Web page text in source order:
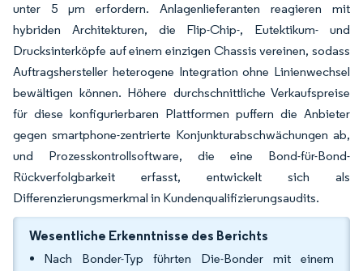
unter 5 µm erfordern. Anlagenlieferanten reagieren mit
hybriden Architekturen, die Flip-Chip-, Eutektikum- und
Drucksinterköpfe auf einem einzigen Chassis vereinen, sodass
Auftragshersteller heterogene Integration ohne Linienwechsel
bewältigen können. Höhere durchschnittliche Verkaufspreise
für diese konfigurierbaren Plattformen puffern die Anbieter
gegen smartphone-zentrierte Konjunkturabschwächungen ab,
und Prozesskontrollsoftware, die eine Bond-für-Bond-
Rückverfolgbarkeit erfasst, entwickelt sich als
Differenzierungsmerkmal in Kundenqualifizierungsaudits.
Wesentliche Erkenntnisse des Berichts
Nach Bonder-Typ führten Die-Bonder mit einem